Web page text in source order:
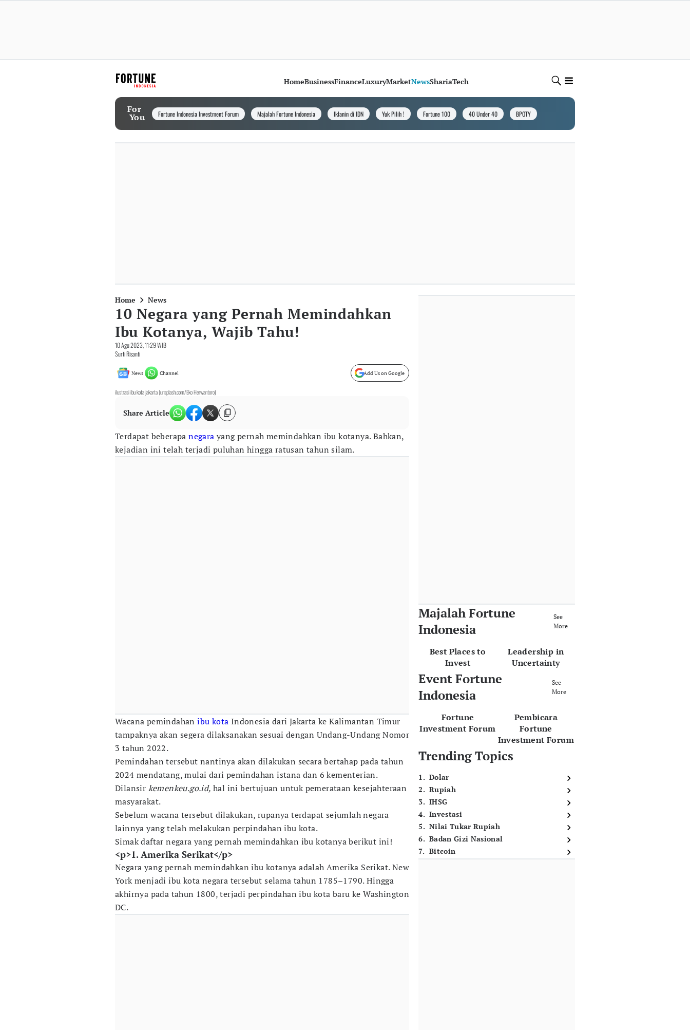
HomeBusinessFinanceLuxuryMarketNewsShariaTech
For
You Fortune Indonesia Investment Forum Majalah Fortune Indonesia Iklanin di IDN Yuk Pilih ! Fortune 100 40 Under 40 BPOTY
Home News
10 Negara yang Pernah Memindahkan
Ibu Kotanya, Wajib Tahu!
10 Agu 2023, 11:29 WIB
Surti Risanti
News Channel Add Us on Google
ilustrasi ibu kota jakarta (unsplash.com/Eko Herwantoro)
Share Article
Terdapat beberapanegara yang pernah memindahkan ibu kotanya. Bahkan,
kejadian ini telah terjadi puluhan hingga ratusan tahun silam.
Wacana pemindahanibu kota Indonesia dari Jakarta ke Kalimantan Timur
tampaknya akan segera dilaksanakan sesuai dengan Undang-Undang Nomor
3 tahun 2022.
Pemindahan tersebut nantinya akan dilakukan secara bertahap pada tahun
2024 mendatang, mulai dari pemindahan istana dan 6 kementerian.
Dilansir kemenkeu.go.id,hal ini bertujuan untuk pemerataan kesejahteraan
masyarakat.
Sebelum wacana tersebut dilakukan, rupanya terdapat sejumlah negara
lainnya yang telah melakukan perpindahan ibu kota.
Simak daftar negara yang pernah memindahkan ibu kotanya berikut ini!
<p>1. Amerika Serikat</p>
Negara yang pernah memindahkan ibu kotanya adalah Amerika Serikat. New
York menjadi ibu kota negara tersebut selama tahun 1785–1790. Hingga
akhirnya pada tahun 1800, terjadi perpindahan ibu kota baru ke Washington
DC.
Majalah Fortune
Indonesia
See
More
Best Places to
Invest
Leadership in
Uncertainty
Event Fortune
Indonesia
See
More
Fortune
Investment Forum
Pembicara
Fortune
Investment Forum
Trending Topics
1. Dolar
2. Rupiah
3. IHSG
4. Investasi
5. Nilai Tukar Rupiah
6. Badan Gizi Nasional
7. Bitcoin